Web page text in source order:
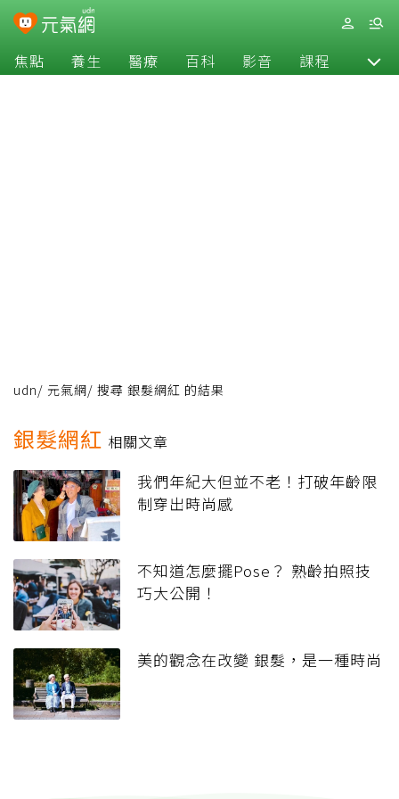
焦點 養生 醫療 百科 影音 課程 退休
udn/ 元氣網/ 搜尋 銀髮網紅 的結果
銀髮網紅 相關文章
我們年紀大但並不老！打破年齡限
制穿出時尚感
不知道怎麼擺Pose？ 熟齡拍照技
巧大公開！
美的觀念在改變 銀髮，是一種時尚